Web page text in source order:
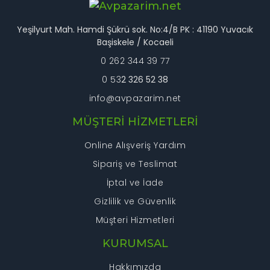
Yeşilyurt Mah. Hamdi Şükrü sok. No:4/B PK : 41190 Yuvacık
Başiskele / Kocaeli
0 262 344 39 77
0 532 326 52 38
info@avpazarim.net
MÜŞTERİ HİZMETLERİ
Online Alışveriş Yardım
Sipariş ve Teslimat
İptal ve İade
Gizlilik ve Güvenlik
Müşteri Hizmetleri
KURUMSAL
Hakkımızda